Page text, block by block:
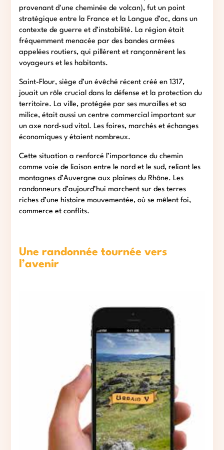
provenant d'une cheminée de volcan), fut un point
stratégique entre la France et la Langue d’oc, dans un
contexte de guerre et d’instabilité. La région était
fréquemment menacée par des bandes armées
appelées routiers, qui pillèrent et rançonnèrent les
voyageurs et les habitants.
Saint-Flour, siège d’un évêché récent créé en 1317,
jouait un rôle crucial dans la défense et la protection du
territoire. La ville, protégée par ses murailles et sa
milice, était aussi un centre commercial important sur
un axe nord-sud vital. Les foires, marchés et échanges
économiques y étaient nombreux.
Cette situation a renforcé l’importance du chemin
comme voie de liaison entre le nord et le sud, reliant les
montagnes d’Auvergne aux plaines du Rhône. Les
randonneurs d’aujourd’hui marchent sur des terres
riches d’une histoire mouvementée, où se mêlent foi,
commerce et conflits.
Une randonnée tournée vers
l’avenir